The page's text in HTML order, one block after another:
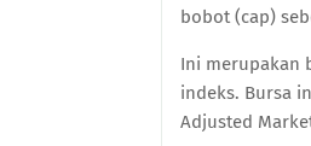
bobot (cap)
Ini merupakan
indeks. Bursa
Adjusted